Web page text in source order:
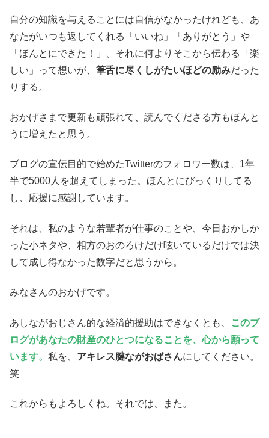
自分の知識を与えることには自信がなかったけれども、あ
なたがいつも返してくれる「いいね」「ありがとう」や
「ほんとにできた！」、それに何よりそこから伝わる「楽
しい」って想いが、 筆舌に尽くしがたいほどの励みだった
りする。
おかげさまで更新も頑張れて、読んでくださる方もほんと
うに増えたと思う。
ブログの宣伝目的で始めたTwitterのフォロワー数は、1年
半で5000人を超えてしまった。ほんとにびっくりしてる
し、応援に感謝しています。
それは、私のような若輩者が仕事のことや、今日おかしか
った小ネタや、相方のおのろけだけ呟いているだけでは決
して成し得なかった数字だと思うから。
みなさんのおかげです。
あしながおじさん的な経済的援助はできなくとも、
このブ
ログがあなたの財産のひとつになることを、心から願って
います。 私を、 アキレス腱ながおばさんにしてください。
笑
これからもよろしくね。それでは、また。